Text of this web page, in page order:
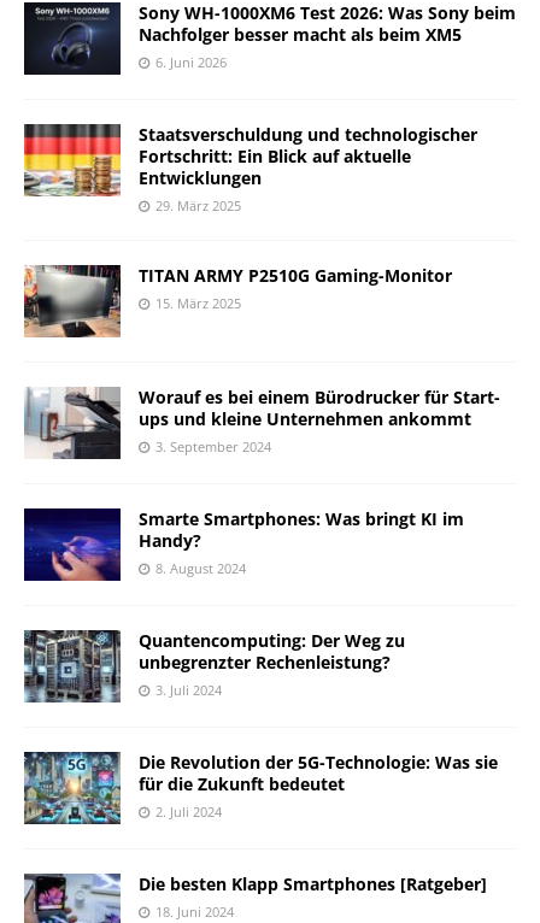
Sony WH-1000XM6 Test 2026: Was Sony beim
Nachfolger besser macht als beim XM5
6. Juni 2026
Staatsverschuldung und technologischer
Fortschritt: Ein Blick auf aktuelle
Entwicklungen
29. März 2025
TITAN ARMY P2510G Gaming-Monitor
15. März 2025
Worauf es bei einem Bürodrucker für Start-
ups und kleine Unternehmen ankommt
3. September 2024
Smarte Smartphones: Was bringt KI im
Handy?
8. August 2024
Quantencomputing: Der Weg zu
unbegrenzter Rechenleistung?
3. Juli 2024
Die Revolution der 5G-Technologie: Was sie
für die Zukunft bedeutet
2. Juli 2024
Die besten Klapp Smartphones [Ratgeber]
18. Juni 2024